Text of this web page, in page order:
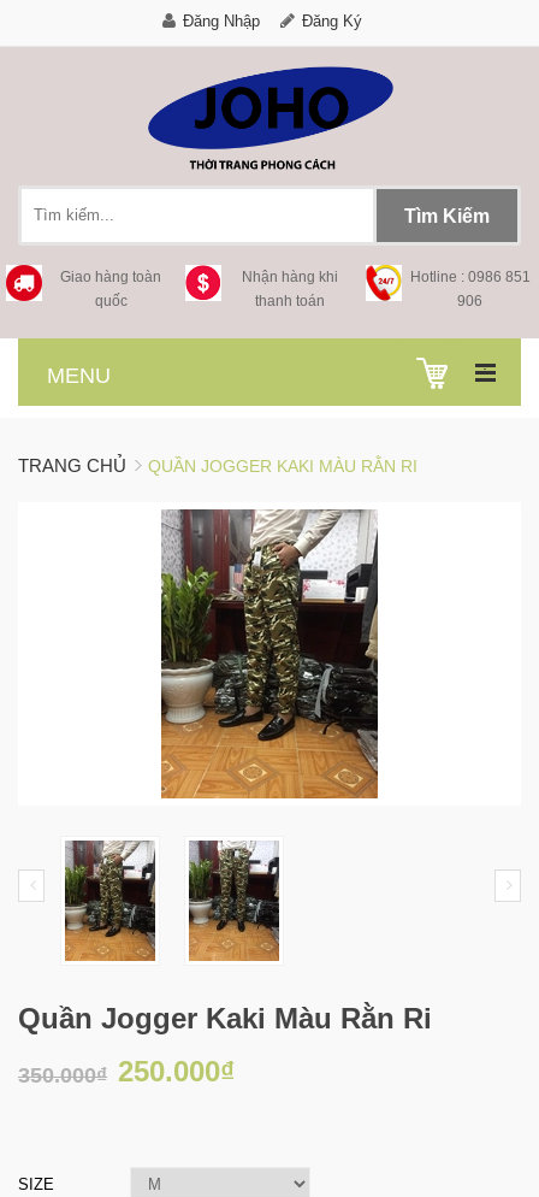
Đăng Nhập Đăng Ký
Tìm Kiếm
Giao hàng toàn
quốc
Nhận hàng khi
thanh toán
Hotline : 0986 851
906
.
MENU
TRANG CHỦ QUẦN JOGGER KAKI MÀU RẰN RI
Quần Jogger Kaki Màu Rằn Ri
350.000₫ 250.000₫
SIZE